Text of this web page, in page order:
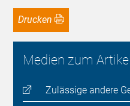
Drucken
Medien zum Artikel
Zulässige andere